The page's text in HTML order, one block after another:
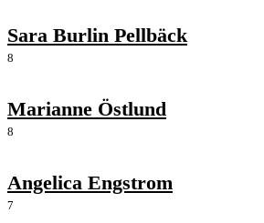
Sara Burlin Pellbäck
8
Marianne Östlund
8
Angelica Engstrom
7